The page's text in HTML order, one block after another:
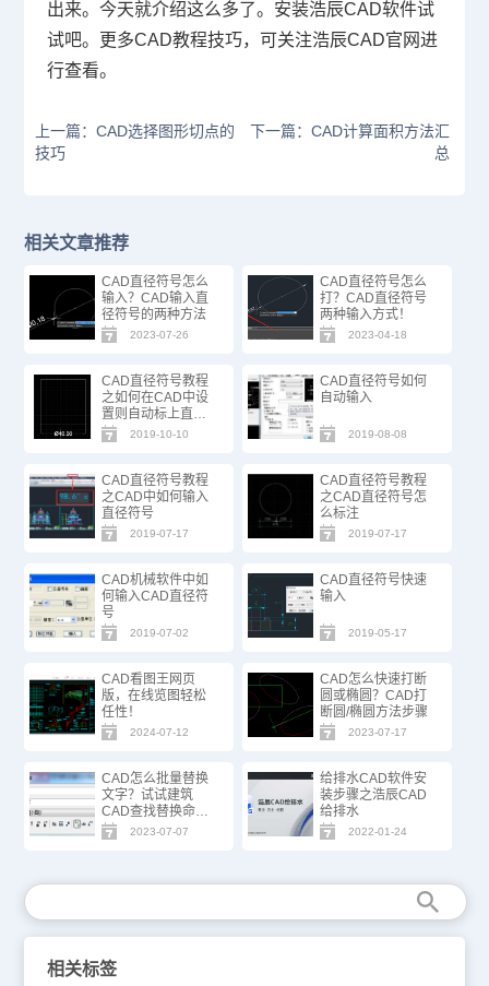
出来。今天就介绍这么多了。安装浩辰CAD软件试
试吧。更多CAD教程技巧，可关注浩辰CAD官网进
行查看。
上一篇：CAD选择图形切点的
技巧
下一篇：CAD计算面积方法汇
总
相关文章推荐
CAD直径符号怎么
输入？CAD输入直
径符号的两种方法
2023-07-26
CAD直径符号怎么
打？CAD直径符号
两种输入方式！
2023-04-18
CAD直径符号教程
之如何在CAD中设
置则自动标上直径
符号“Φ”2019-10-10
CAD直径符号如何
自动输入
2019-08-08
CAD直径符号教程
之CAD中如何输入
直径符号
2019-07-17
CAD直径符号教程
之CAD直径符号怎
么标注
2019-07-17
CAD机械软件中如
何输入CAD直径符
号
2019-07-02
CAD直径符号快速
输入
2019-05-17
CAD看图王网页
版，在线览图轻松
任性！
2024-07-12
CAD怎么快速打断
圆或椭圆？CAD打
断圆/椭圆方法步骤
2023-07-17
CAD怎么批量替换
文字？试试建筑
CAD查找替换命
令！
2023-07-07
给排水CAD软件安
装步骤之浩辰CAD
给排水
2022-01-24
相关标签